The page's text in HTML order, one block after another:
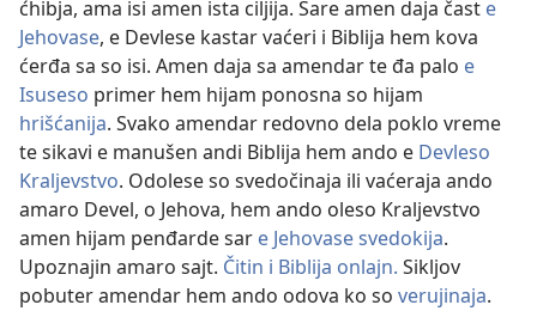
ćhibja, ama isi amen ista ciljija. Sare amen daja čast e
Jehovase, e Devlese kastar vaćeri i Biblija hem kova
ćerđa sa so isi. Amen daja sa amendar te đa palo e
Isuseso primer hem hijam ponosna so hijam
hrišćanija. Svako amendar redovno dela poklo vreme
te sikavi e manušen andi Biblija hem ando e Devleso
Kraljevstvo. Odolese so svedočinaja ili vaćeraja ando
amaro Devel, o Jehova, hem ando oleso Kraljevstvo
amen hijam penđarde sar e Jehovase svedokija.
Upoznajin amaro sajt. Čitin i Biblija onlajn. Sikljov
pobuter amendar hem ando odova ko so verujinaja.